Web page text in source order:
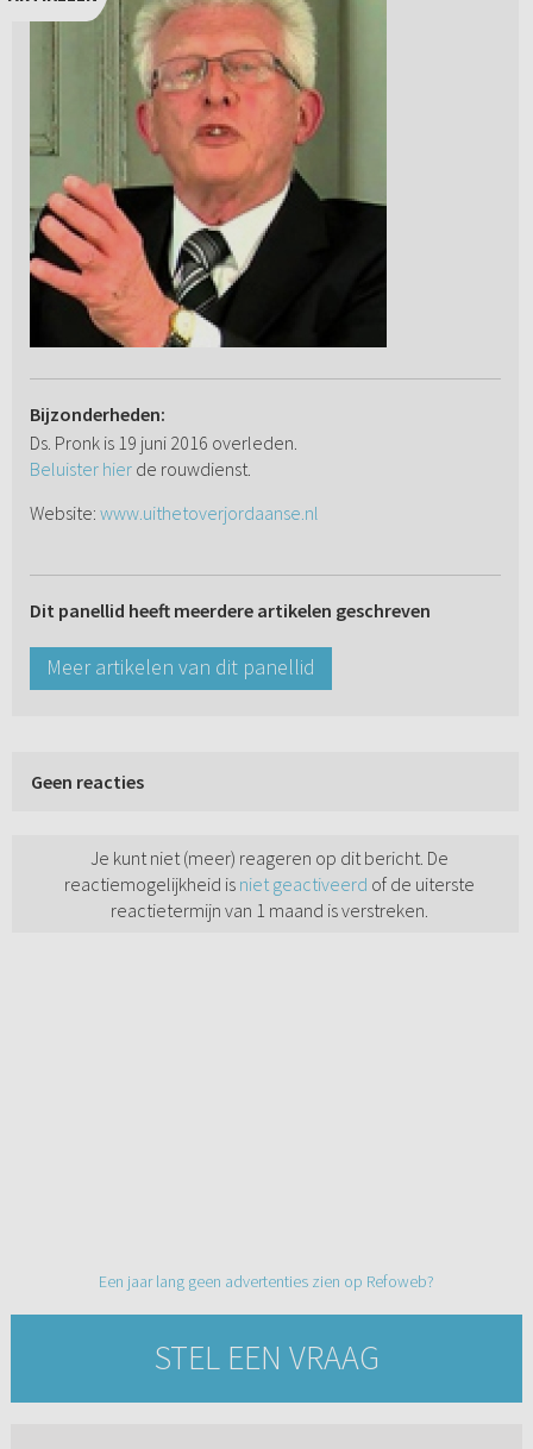
Bijzonderheden:
Ds. Pronk is 19 juni 2016 overleden.
Beluister hierde rouwdienst.
Website: www.uithetoverjordaanse.nl
Dit panellid heeft meerdere artikelen geschreven
Meer artikelen van dit panellid
Geen reacties
Je kunt niet (meer) reageren op dit bericht. De
reactiemogelijkheid is niet geactiveerd of de uiterste
reactietermijn van 1 maand is verstreken.
Een jaar lang geen advertenties zien op Refoweb?
STEL EEN VRAAG